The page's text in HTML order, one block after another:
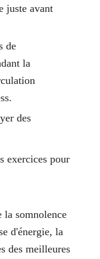
juste avant
de
la
des
exercices pour
la somnolence
d'énergie, la
des meilleures